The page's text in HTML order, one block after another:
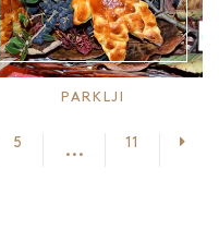
PARKLJI
5 ... 11